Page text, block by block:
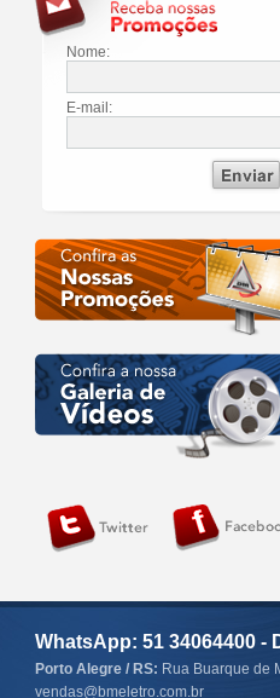
Nome:
E-mail:
WhatsApp: 51 34064400 -
Porto Alegre / RS: Rua Buarque de
vendas@bmeletro.com.br